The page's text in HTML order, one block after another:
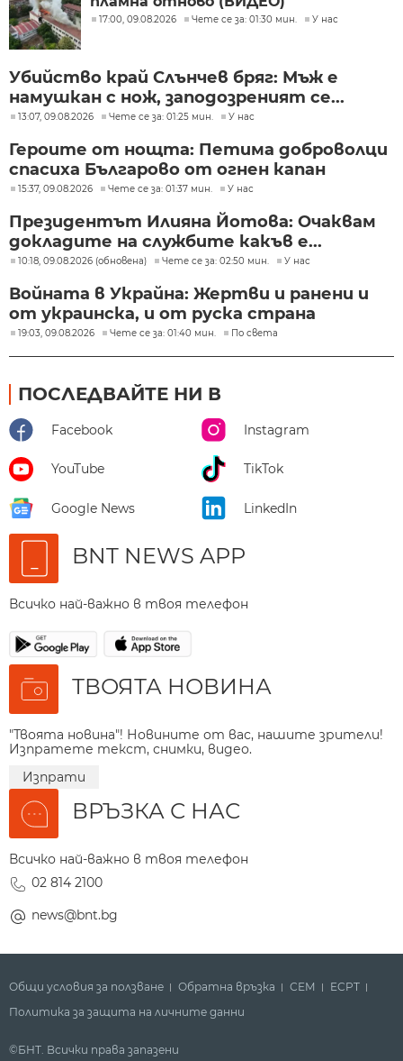
17:00, 09.08.2026 Чете се за: 01:30 мин. У нас
Убийство край Слънчев бряг: Мъж е
намушкан с нож, заподозреният се...
13:07, 09.08.2026 Чете се за: 01:25 мин. У нас
Героите от нощта: Петима доброволци
спасиха Българово от огнен капан
15:37, 09.08.2026 Чете се за: 01:37 мин. У нас
Президентът Илияна Йотова: Очаквам
докладите на службите какъв е...
10:18, 09.08.2026 (обновена) Чете се за: 02:50 мин. У нас
Войната в Украйна: Жертви и ранени и
от украинска, и от руска страна
19:03, 09.08.2026 Чете се за: 01:40 мин. По света
ПОСЛЕДВАЙТЕ НИ В
Facebook Instagram
YouTube TikTok
Google News LinkedIn
BNT NEWS APP
Всичко най-важно в твоя телефон
ТВОЯТА НОВИНА
"Твоята новина"! Новините от вас, нашите зрители!
Изпратете текст, снимки, видео.
Изпрати
ВРЪЗКА С НАС
Всичко най-важно в твоя телефон
02 814 2100
news@bnt.bg
Общи условия за ползване Обратна връзка СЕМ
ECPT
Политика за защита на личните данни
©БНТ. Всички права запазени